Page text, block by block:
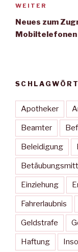
Nächster
Beitrag
WEITER
Neues zum
Mobiltelefonen
Apotheker
Beamter
Beleidigung
Einziehung
Fahrerlaubnis
Geldstrafe
Haftung